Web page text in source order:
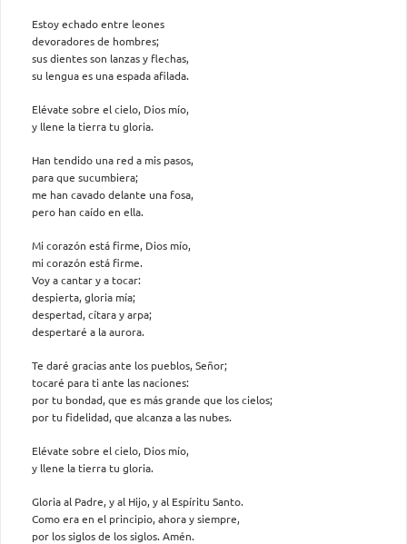
Estoy echado entre leones
devoradores de hombres;
sus dientes son lanzas y flechas,
su lengua es una espada afilada.
Elévate sobre el cielo, Dios mío,
y llene la tierra tu gloria.
Han tendido una red a mis pasos,
para que sucumbiera;
me han cavado delante una fosa,
pero han caído en ella.
Mi corazón está firme, Dios mío,
mi corazón está firme.
Voy a cantar y a tocar:
despierta, gloria mía;
despertad, cítara y arpa;
despertaré a la aurora.
Te daré gracias ante los pueblos, Señor;
tocaré para ti ante las naciones:
por tu bondad, que es más grande que los cielos;
por tu fidelidad, que alcanza a las nubes.
Elévate sobre el cielo, Dios mío,
y llene la tierra tu gloria.
Gloria al Padre, y al Hijo, y al Espíritu Santo.
Como era en el principio, ahora y siempre,
por los siglos de los siglos. Amén.